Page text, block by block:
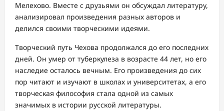
Мелехово. Вместе с друзьями он обсуждал литературу,
анализировал произведения разных авторов и
делился своими творческими идеями.
Творческий путь Чехова продолжался до его последних
дней. Он умер от туберкулеза в возрасте 44 лет, но его
наследие осталось вечным. Его произведения до сих
пор читают и изучают в школах и университетах, а его
творческая философия стала одной из самых
значимых в истории русской литературы.